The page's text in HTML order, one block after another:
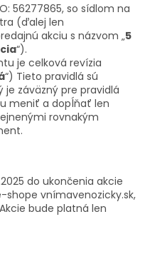
56277865, so sídlom na
(ďalej len
akciu s názvom „5
“).
je celková revízia
“) Tieto pravidlá sú
záväzný pre pravidlá
meniť a dopĺňať len
rovnakým
do ukončenia akcie
vnímavenozicky.sk,
bude platná len